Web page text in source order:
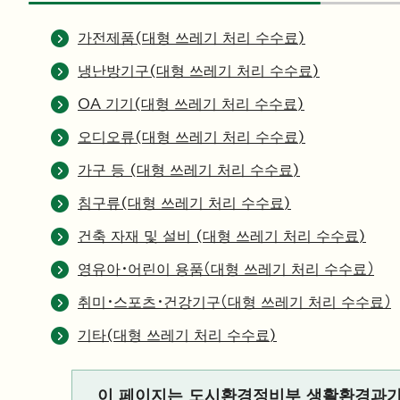
가전제품(대형 쓰레기 처리 수수료)
냉난방기구(대형 쓰레기 처리 수수료)
OA 기기(대형 쓰레기 처리 수수료)
오디오류(대형 쓰레기 처리 수수료)
가구 등 (대형 쓰레기 처리 수수료)
침구류(대형 쓰레기 처리 수수료)
건축 자재 및 설비 (대형 쓰레기 처리 수수료)
영유아・어린이 용품（대형 쓰레기 처리 수수료）
취미・스포츠・건강기구（대형 쓰레기 처리 수수료）
기타(대형 쓰레기 처리 수수료)
이 페이지는 도시환경정비부 생활환경과